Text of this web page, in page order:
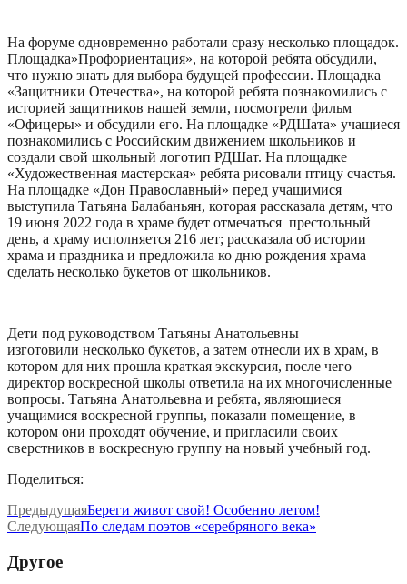
На форуме одновременно работали сразу несколько площадок.
Площадка»Профориентация», на которой ребята обсудили,
что нужно знать для выбора будущей профессии. Площадка
«Защитники Отечества», на которой ребята познакомились с
историей защитников нашей земли, посмотрели фильм
«Офицеры» и обсудили его. На площадке «РДШата» учащиеся
познакомились с Российским движением школьников и
создали свой школьный логотип РДШат. На площадке
«Художественная мастерская» ребята рисовали птицу счастья.
На площадке «Дон Православный» перед учащимися
выступила Татьяна Балабаньян, которая рассказала детям, что
19 июня 2022 года в храме будет отмечаться престольный
день, а храму исполняется 216 лет; рассказала об истории
храма и праздника и предложила ко дню рождения храма
сделать несколько букетов от школьников.
Дети под руководством Татьяны Анатольевны
изготовили несколько букетов, а затем отнесли их в храм, в
котором для них прошла краткая экскурсия, после чего
директор воскресной школы ответила на их многочисленные
вопросы. Татьяна Анатольевна и ребята, являющиеся
учащимися воскресной группы, показали помещение, в
котором они проходят обучение, и пригласили своих
сверстников в воскресную группу на новый учебный год.
Поделиться:
ПредыдущаяБереги живот свой! Особенно летом!
СледующаяПо следам поэтов «серебряного века»
Другое